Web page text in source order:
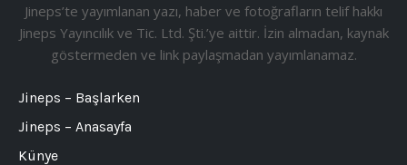
Jineps’te yayımlanan yazı, haber ve fotoğrafların telif hakkı
Jineps Yayıncılık ve Tic. Ltd. Şti.’ye aittir. İzin almadan, kaynak
göstermeden ve link paylaşmadan yayımlanamaz.
Jineps – Başlarken
Jineps – Anasayfa
Künye